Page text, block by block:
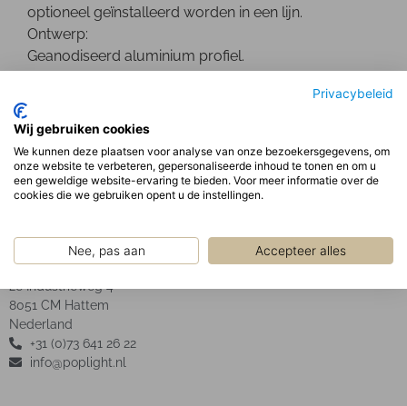
Privacybeleid
Wij gebruiken cookies
We kunnen deze plaatsen voor analyse van onze bezoekersgegevens, om
onze website te verbeteren, gepersonaliseerde inhoud te tonen en om u
een geweldige website-ervaring te bieden. Voor meer informatie over de
cookies die we gebruiken opent u de instellingen.
Nee, pas aan Accepteer alles
optioneel geïnstalleerd worden in een lijn.
Ontwerp:
Geanodiseerd aluminium profiel.
LED Type: SMD
POP Light B.V.
2e Industrieweg 4
8051 CM Hattem
Nederland
+31 (0)73 641 26 22
info@poplight.nl